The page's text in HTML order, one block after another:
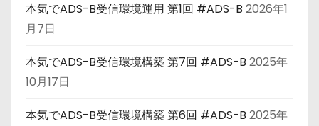
本気でADS-B受信環境運用 第1回 #ADS-B 2026年1
月7日
本気でADS-B受信環境構築 第7回 #ADS-B 2025年
10月17日
本気でADS-B受信環境構築 第6回 #ADS-B 2025年